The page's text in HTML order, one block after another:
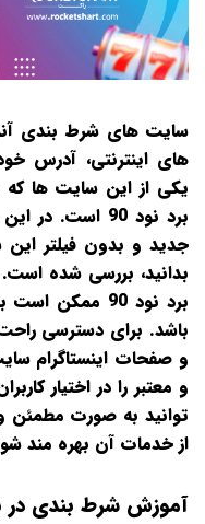
سایت‌ های شرط‌ بندی
های اینترنتی، آدرس
یکی از این سایت‌ ها که
برد نود 90
جدید و بدون فیلتر این
بدانید، بررسی شده
برد نود 90
باشد. برای دسترسی راحت‌
و صفحات اینستاگرام
و معتبر را در اختیار
توانید به‌ صورت مطمئن
از خدمات آن بهره‌ مند
آموزش شرط بندی در